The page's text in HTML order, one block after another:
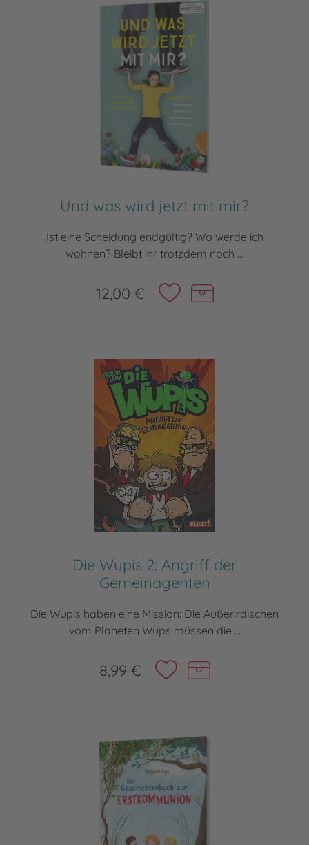
Und was wird jetzt mit mir?
Ist eine Scheidung endgültig? Wo werde ich
wohnen? Bleibt ihr trotzdem noch ...
12,00 €
Die Wupis 2: Angriff der
Gemeinagenten
Die Wupis haben eine Mission: Die Außerirdischen
vom Planeten Wups müssen die ...
8,99 €